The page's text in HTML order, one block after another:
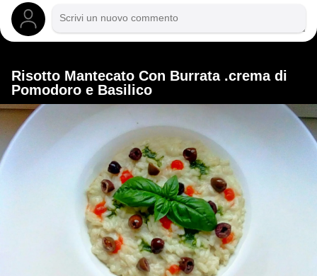
Risotto Mantecato Con Burrata .crema di
Pomodoro e Basilico